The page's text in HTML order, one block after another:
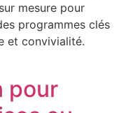
mesure pour
programmes clés
et convivialité.
pour